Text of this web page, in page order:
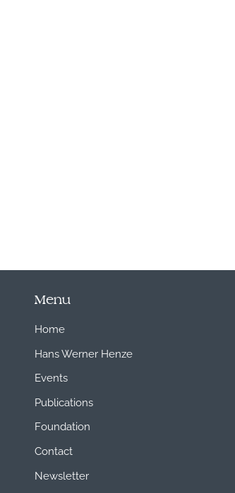
Menu
Home
Hans Werner Henze
Events
Publications
Foundation
Contact
Newsletter